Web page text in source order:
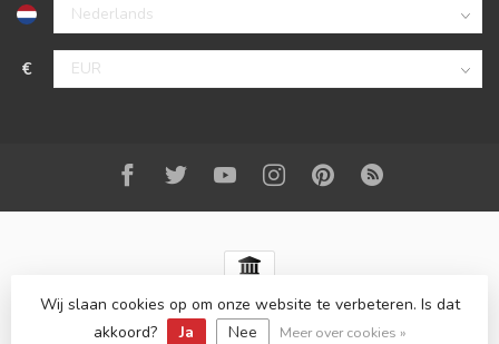
€
© Copyright 2026 Best-Carstyling- Powered byLightspeed-
Lightspeed design
Dyvelopment
Wij slaan cookies op om onze website te verbeteren. Is dat
akkoord?
Ja Nee Meer over cookies »